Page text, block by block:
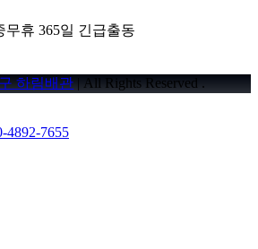
휴 365일 긴급출동
하림배관 | All Rights Reserved .
4892-7655